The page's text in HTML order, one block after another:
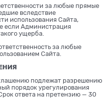
за любые прямые
вследствие
использования Сайта,
если Администрация
ущерба.
за любые
Сайта.
подлежат разрешению
порядок урегулирования
ответа на претензию — 30